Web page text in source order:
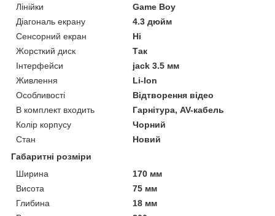
Лінійки
Game Boy
Діагональ екрану
4.3 дюйм
Сенсорний екран
Ні
Жорсткий диск
Так
Інтерфейси
jack 3.5 мм
Живлення
Li-Ion
Особливості
Відтворення відео
В комплект входить
Гарнітура, AV-кабель
Колір корпусу
Чорний
Стан
Новий
Габаритні розміри
Ширина
170 мм
Висота
75 мм
Глибина
18 мм